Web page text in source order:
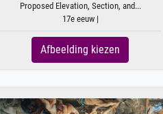
Proposed Elevation, Section, and...
17e eeuw |
Afbeelding kiezen